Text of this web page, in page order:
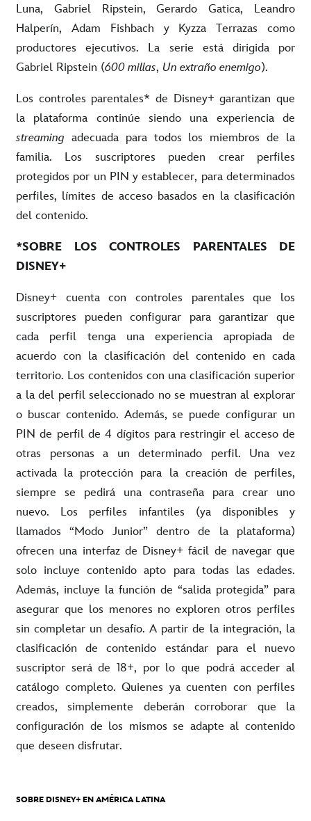
Luna, Gabriel Ripstein, Gerardo Gatica, Leandro
Halperín, Adam Fishbach y Kyzza Terrazas como
productores ejecutivos. La serie está dirigida por
Gabriel Ripstein (600 millas, Un extraño enemigo).
Los controles parentales* de Disney+ garantizan que
la plataforma continúe siendo una experiencia de
streaming adecuada para todos los miembros de la
familia. Los suscriptores pueden crear perfiles
protegidos por un PIN y establecer, para determinados
perfiles, límites de acceso basados en la clasificación
del contenido.
*SOBRE LOS CONTROLES PARENTALES DE
DISNEY+
Disney+ cuenta con controles parentales que los
suscriptores pueden configurar para garantizar que
cada perfil tenga una experiencia apropiada de
acuerdo con la clasificación del contenido en cada
territorio. Los contenidos con una clasificación superior
a la del perfil seleccionado no se muestran al explorar
o buscar contenido. Además, se puede configurar un
PIN de perfil de 4 dígitos para restringir el acceso de
otras personas a un determinado perfil. Una vez
activada la protección para la creación de perfiles,
siempre se pedirá una contraseña para crear uno
nuevo. Los perfiles infantiles (ya disponibles y
llamados “Modo Junior” dentro de la plataforma)
ofrecen una interfaz de Disney+ fácil de navegar que
solo incluye contenido apto para todas las edades.
Además, incluye la función de “salida protegida” para
asegurar que los menores no exploren otros perfiles
sin completar un desafío. A partir de la integración, la
clasificación de contenido estándar para el nuevo
suscriptor será de 18+, por lo que podrá acceder al
catálogo completo. Quienes ya cuenten con perfiles
creados, simplemente deberán corroborar que la
configuración de los mismos se adapte al contenido
que deseen disfrutar.
SOBRE DISNEY+ EN AMÉRICA LATINA